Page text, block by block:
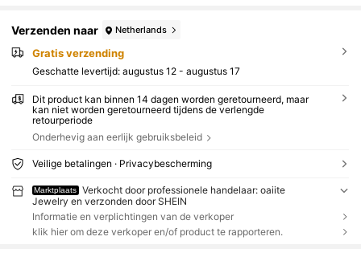
Verzenden naar Netherlands
Gratis verzending
Geschatte levertijd: augustus 12 - augustus 17
Dit product kan binnen 14 dagen worden geretourneerd, maar
kan niet worden geretourneerd tijdens de verlengde
retourperiode
Onderhevig aan eerlijk gebruiksbeleid
Veilige betalingen · Privacybescherming
Marktplaats
Verkocht door professionele handelaar: oaiite
Jewelry en verzonden door SHEIN
Informatie en verplichtingen van de verkoper
klik hier om deze verkoper en/of product te rapporteren.